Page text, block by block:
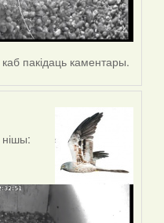
каб пакідаць каментары.
нішы: